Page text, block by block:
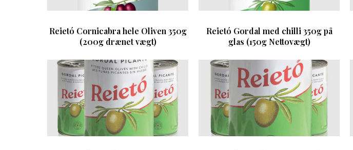
Reietó Cornicabra hele Oliven 350g
(200g drænet vægt)
Reietó Gordal med chilli 350g på
glas (150g Nettovægt)